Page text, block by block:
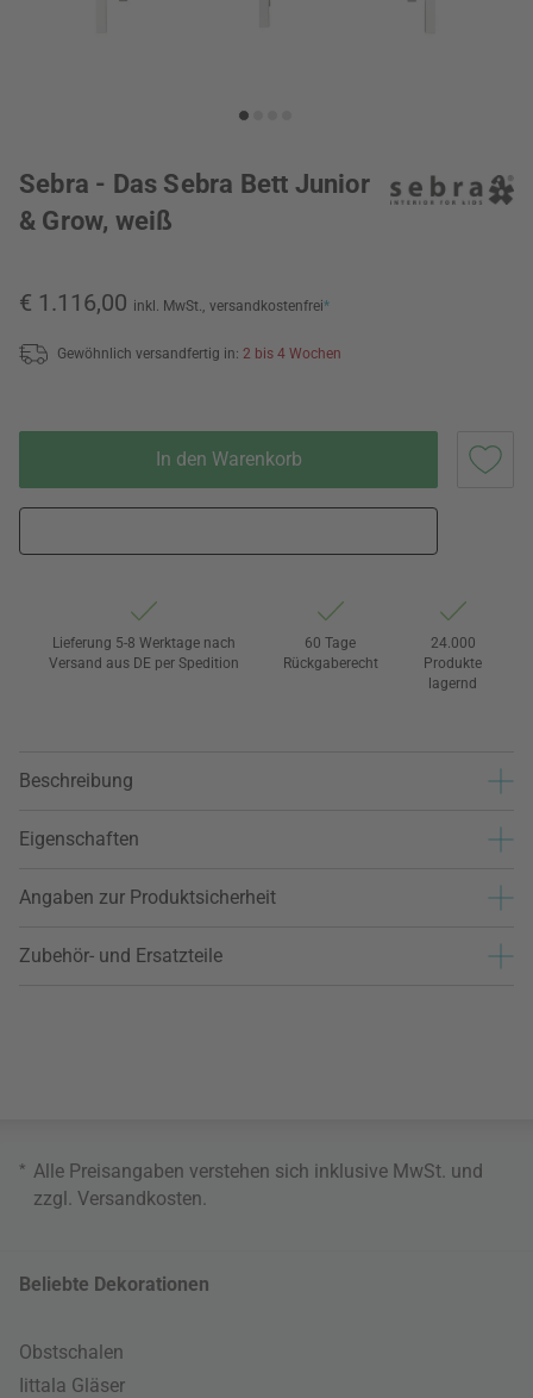
Sebra - Das Sebra Bett Junior
& Grow, weiß
€ 1.116,00 inkl. MwSt., versandkostenfrei*
Gewöhnlich versandfertig in: 2 bis 4 Wochen
In den Warenkorb
Lieferung 5-8 Werktage nach
Versand aus DE per Spedition
60 Tage
Rückgaberecht
24.000
Produkte
lagernd
Beschreibung
Eigenschaften
Angaben zur Produktsicherheit
Zubehör- und Ersatzteile
* Alle Preisangaben verstehen sich inklusive MwSt. und
zzgl. Versandkosten
Beliebte Dekorationen
Obstschalen
Iittala Gläser